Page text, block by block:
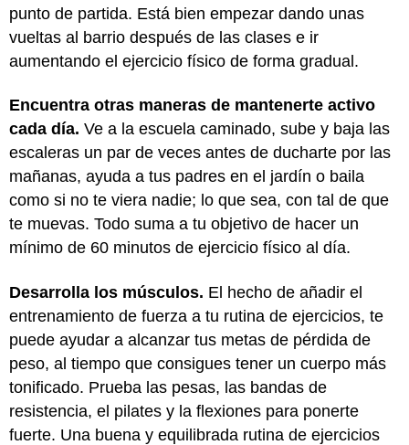
punto de partida. Está bien empezar dando unas
vueltas al barrio después de las clases e ir
aumentando el ejercicio físico de forma gradual.
Encuentra otras maneras de mantenerte activo
cada día. Ve a la escuela caminado, sube y baja las
escaleras un par de veces antes de ducharte por las
mañanas, ayuda a tus padres en el jardín o baila
como si no te viera nadie; lo que sea, con tal de que
te muevas. Todo suma a tu objetivo de hacer un
mínimo de 60 minutos de ejercicio físico al día.
Desarrolla los músculos. El hecho de añadir el
entrenamiento de fuerza a tu rutina de ejercicios, te
puede ayudar a alcanzar tus metas de pérdida de
peso, al tiempo que consigues tener un cuerpo más
tonificado. Prueba las pesas, las bandas de
resistencia, el pilates y la flexiones para ponerte
fuerte. Una buena y equilibrada rutina de ejercicios